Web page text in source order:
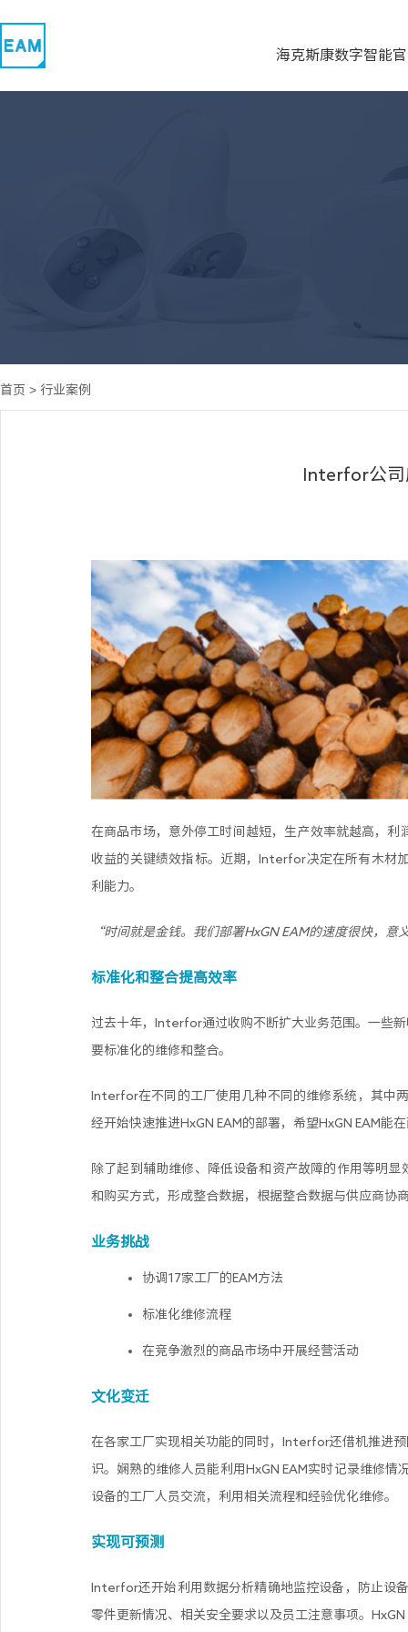
海克斯康数字智能
首页 > 行业案例
Interfor公司
在商品市场，意外停工时间越短，生产效率就越高，
收益的关键绩效指标。近期，Interfor决定在所有木材
利能力。
“时间就是金钱。我们部署HxGN EAM的速度很快，
标准化和整合提高效率
过去十年，Interfor通过收购不断扩大业务范围。一些
要标准化的维修和整合。
Interfor在不同的工厂使用几种不同的维修系统，其中
经开始快速推进HxGN EAM的部署，希望HxGN EAM能
除了起到辅助维修、降低设备和资产故障的作用等明
和购买方式，形成整合数据，根据整合数据与供应商协
业务挑战
协调17家工厂的EAM方法
标准化维修流程
在竞争激烈的商品市场中开展经营活动
文化变迁
在各家工厂实现相关功能的同时，Interfor还借机推进
识。娴熟的维修人员能利用HxGN EAM实时记录维修
设备的工厂人员交流，利用相关流程和经验优化维修。
实现可预测
Interfor还开始利用数据分析精确地监控设备，防止设
零件更新情况、相关安全要求以及员工注意事项。